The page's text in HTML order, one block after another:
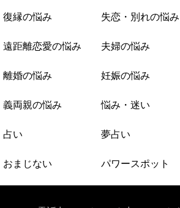
復縁の悩み 失恋・別れの悩み
遠距離恋愛の悩み 夫婦の悩み
離婚の悩み 妊娠の悩み
義両親の悩み 悩み・迷い
占い 夢占い
おまじない パワースポット